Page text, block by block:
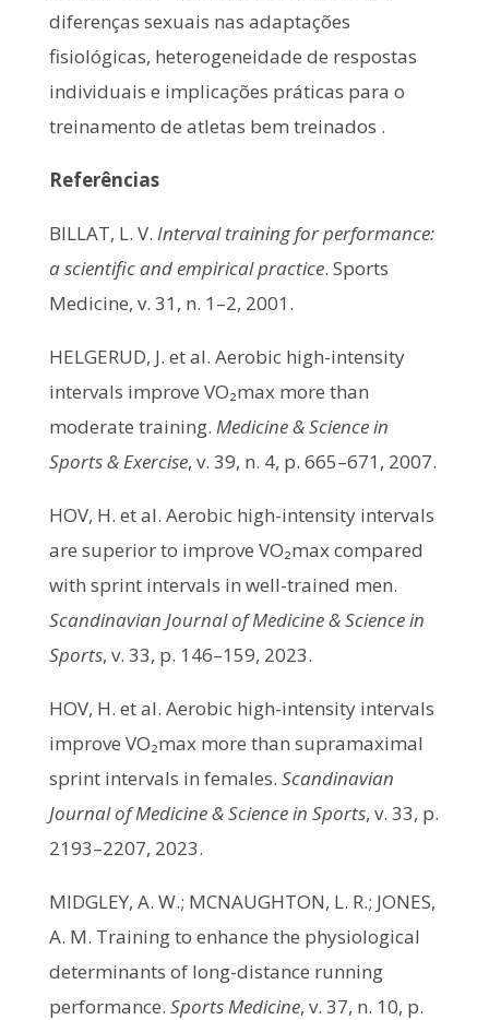
diferenças sexuais nas adaptações
fisiológicas, heterogeneidade de respostas
individuais e implicações práticas para o
treinamento de atletas bem treinados .
Referências
BILLAT, L. V. Interval training for performance:
a scientific and empirical practice. Sports
Medicine, v. 31, n. 1–2, 2001.
HELGERUD, J. et al. Aerobic high-intensity
intervals improve VO₂max more than
moderate training. Medicine & Science in
Sports & Exercise, v. 39, n. 4, p. 665–671, 2007.
HOV, H. et al. Aerobic high-intensity intervals
are superior to improve VO₂max compared
with sprint intervals in well-trained men.
Scandinavian Journal of Medicine & Science in
Sports, v. 33, p. 146–159, 2023.
HOV, H. et al. Aerobic high-intensity intervals
improve VO₂max more than supramaximal
sprint intervals in females. Scandinavian
Journal of Medicine & Science in Sports, v. 33, p.
2193–2207, 2023.
MIDGLEY, A. W.; MCNAUGHTON, L. R.; JONES,
A. M. Training to enhance the physiological
determinants of long-distance running
performance. Sports Medicine, v. 37, n. 10, p.